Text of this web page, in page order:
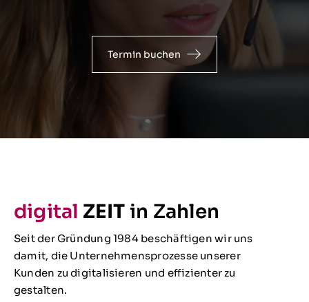
Termin buchen
digital ZEIT in Zahlen
Seit der Gründung 1984 beschäftigen wir uns
damit, die Unternehmensprozesse unserer
Kunden zu digitalisieren und effizienter zu
gestalten.